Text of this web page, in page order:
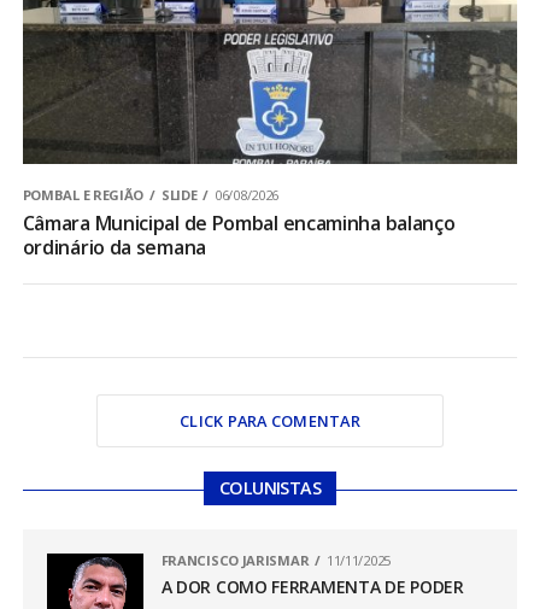
POMBAL E REGIÃO SLIDE 06/08/2026
Câmara Municipal de Pombal encaminha balanço
ordinário da semana
CLICK PARA COMENTAR
COLUNISTAS
FRANCISCO JARISMAR 11/11/2025
A DOR COMO FERRAMENTA DE PODER